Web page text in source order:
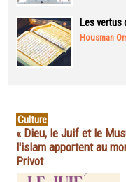
Les vertus
Housman
Culture
« Dieu, le Juif et le
l'islam apportent au
Privot